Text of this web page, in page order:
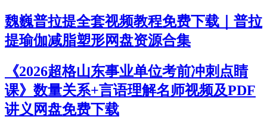
魏巍普拉提全套视频教程免费下载｜普拉
提瑜伽减脂塑形网盘资源合集
《2026超格山东事业单位考前冲刺点睛
课》数量关系+言语理解名师视频及PDF
讲义网盘免费下载